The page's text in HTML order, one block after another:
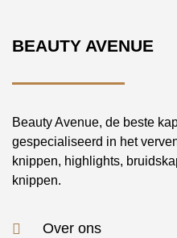
BEAUTY AVENUE
Beauty Avenue, de beste
gespecialiseerd in het
knippen, highlights,
knippen.
Over ons